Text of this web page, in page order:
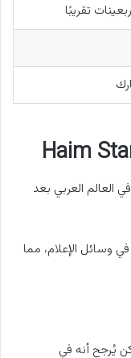
تقريبًا
العالم العربي بعد
وسائل الإعلام، مما
يُرجح أنه في